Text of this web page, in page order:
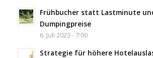
Frühbucher statt Lastminute
Dumpingpreise
6. Juli 2023 - 7:00
Strategie für höhere